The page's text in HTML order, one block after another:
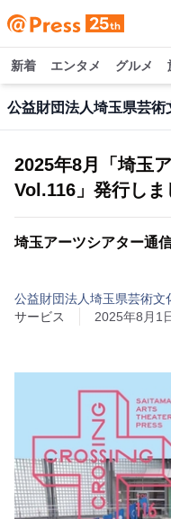
新着 エンタメ グルメ
公益財団法人埼玉県芸術
2025年8月「埼玉
Vol.116」発行しま
埼玉アーツシアター通
公益財団法人埼玉県芸術文
サービス
2025年8月1